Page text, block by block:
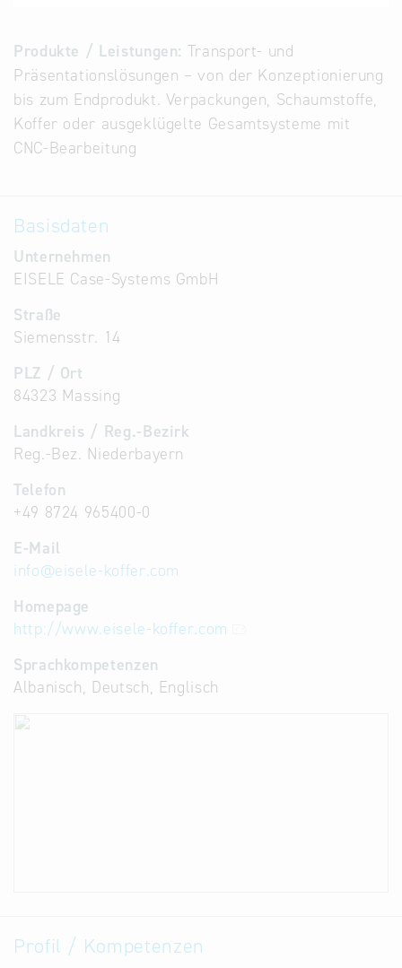
Datenbanken
aus
Österreich
und der
Produkte / Leistungen: Transport- und
Präsentationslösungen – von der Konzeptionierung
bis zum Endprodukt. Verpackungen, Schaumstoffe,
Koffer oder ausgeklügelte Gesamtsysteme mit
CNC-Bearbeitung
Basisdaten
Unternehmen
EISELE Case-Systems GmbH
Straße
Siemensstr. 14
PLZ / Ort
84323 Massing
Landkreis / Reg.-Bezirk
Reg.-Bez. Niederbayern
Telefon
+49 8724 965400-0
E-Mail
info@eisele-koffer.com
Homepage
http://www.eisele-koffer.com
Sprachkompetenzen
Albanisch, Deutsch, Englisch
Profil / Kompetenzen